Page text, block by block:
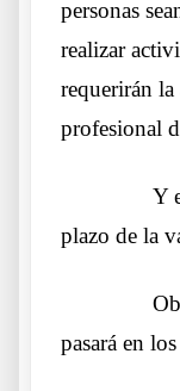
personas
realizar
requerirán
profesional
Y
plazo de la
pasará en